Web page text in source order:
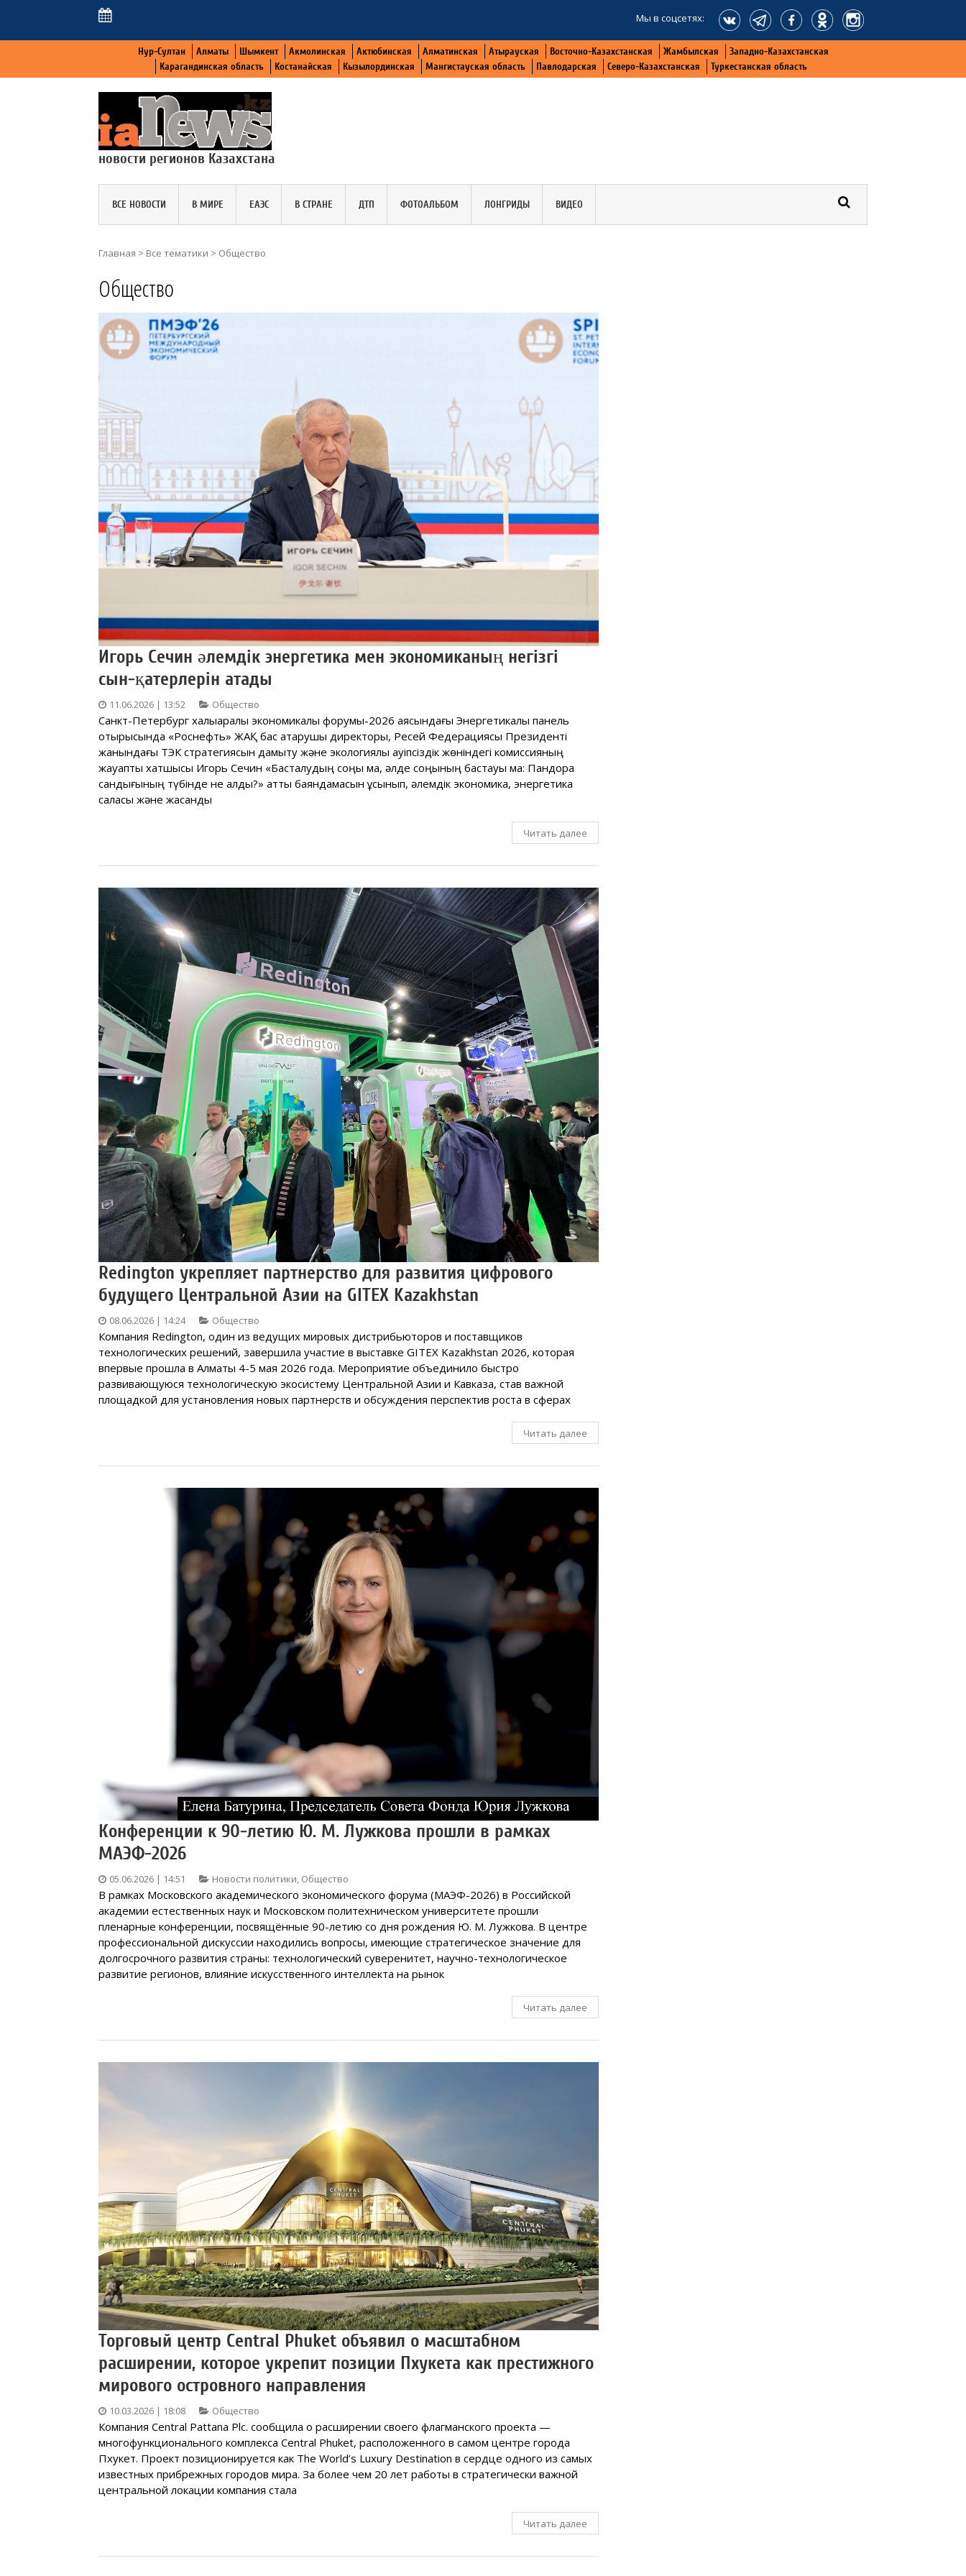
Мы в соцсетях:
Нур-Султан Алматы Шымкент Акмолинская Актюбинская Алматинская Атырауская Восточно-Казахстанская Жамбылская
Западно-Казахстанская
Карагандинская область
Костанайская Кызылординская Мангистауская область Павлодарская Северо-Казахстанская Туркестанская область
новости регионов Казахстана
ВСЕ НОВОСТИ В МИРЕ ЕАЭС В СТРАНЕ ДТП ФОТОАЛЬБОМ ЛОНГРИДЫ ВИДЕО
Главная > Все тематики > Общество
Общество
Игорь Сечин әлемдік энергетика мен экономиканың негізгі
сын-қатерлерін атады
11.06.2026 | 13:52 Общество
Санкт-Петербург халықаралық экономикалық форумы-2026 аясындағы Энергетикалық панель
отырысында «Роснефть» ЖАҚ бас атқарушы директоры, Ресей Федерациясы Президенті
жанындағы ТЭК стратегиясын дамыту және экологиялық қауіпсіздік жөніндегі комиссияның
жауапты хатшысы Игорь Сечин «Басталудың соңы ма, әлде соңының бастауы ма: Пандора
сандығының түбінде не қалды?» атты баяндамасын ұсынып, әлемдік экономика, энергетика
саласы және жасанды
Читать далее
Redington укрепляет партнерство для развития цифрового
будущего Центральной Азии на GITEX Kazakhstan
08.06.2026 | 14:24 Общество
Компания Redington, один из ведущих мировых дистрибьюторов и поставщиков
технологических решений, завершила участие в выставке GITEX Kazakhstan 2026, которая
впервые прошла в Алматы 4-5 мая 2026 года. Мероприятие объединило быстро
развивающуюся технологическую экосистему Центральной Азии и Кавказа, став важной
площадкой для установления новых партнерств и обсуждения перспектив роста в сферах
Читать далее
Конференции к 90-летию Ю. М. Лужкова прошли в рамках
МАЭФ-2026
05.06.2026 | 14:51 Новости политики, Общество
В рамках Московского академического экономического форума (МАЭФ-2026) в Российской
академии естественных наук и Московском политехническом университете прошли
пленарные конференции, посвящённые 90-летию со дня рождения Ю. М. Лужкова. В центре
профессиональной дискуссии находились вопросы, имеющие стратегическое значение для
долгосрочного развития страны: технологический суверенитет, научно-технологическое
развитие регионов, влияние искусственного интеллекта на рынок
Читать далее
Торговый центр Central Phuket объявил о масштабном
расширении, которое укрепит позиции Пхукета как престижного
мирового островного направления
10.03.2026 | 18:08 Общество
Компания Central Pattana Plc. сообщила о расширении своего флагманского проекта —
многофункционального комплекса Central Phuket, расположенного в самом центре города
Пхукет. Проект позиционируется как The World’s Luxury Destination в сердце одного из самых
известных прибрежных городов мира. За более чем 20 лет работы в стратегически важной
центральной локации компания стала
Читать далее